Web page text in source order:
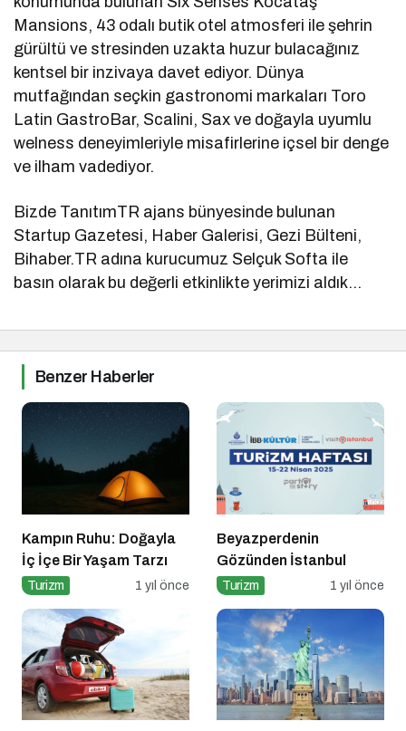
Mansions, 43 odalı butik otel atmosferi ile şehrin
gürültü ve stresinden uzakta huzur bulacağınız
kentsel bir inzivaya davet ediyor. Dünya
mutfağından seçkin gastronomi markaları Toro
Latin GastroBar, Scalini, Sax ve doğayla uyumlu
welness deneyimleriyle misafirlerine içsel bir denge
ve ilham vadediyor.
Bizde TanıtımTR ajans bünyesinde bulunan
Startup Gazetesi, Haber Galerisi, Gezi Bülteni,
Bihaber.TR adına kurucumuz Selçuk Softa ile
basın olarak bu değerli etkinlikte yerimizi aldık…
Benzer Haberler
Kampın Ruhu: Doğayla
İç İçe Bir Yaşam Tarzı
Turizm 1 yıl önce
Beyazperdenin
Gözünden İstanbul
Turizm 1 yıl önce